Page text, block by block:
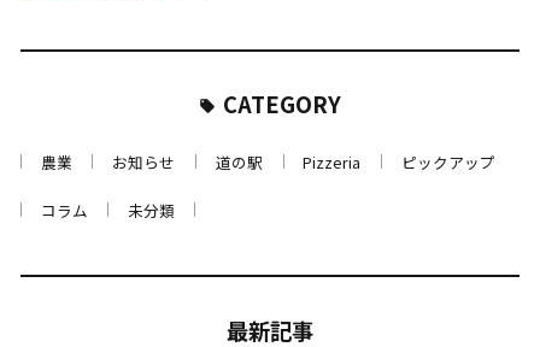
CATEGORY
農業 お知らせ 道の駅 Pizzeria ピックアップ
コラム 未分類
最新記事